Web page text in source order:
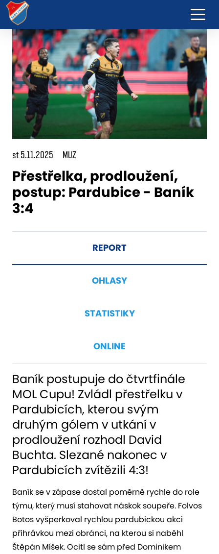
st 5.11.2025 MUZ
Přestřelka, prodloužení,
postup: Pardubice - Baník
3:4
REPORT
OHLASY
STATISTIKY
ONLINE
Baník postupuje do čtvrtfinále
MOL Cupu! Zvládl přestřelku v
Pardubicích, kterou svým
druhým gólem v utkání v
prodloužení rozhodl David
Buchta. Slezané nakonec v
Pardubicích zvítězili 4:3!
Baník se v zápase dostal poměrně rychle do role
týmu, který musí stahovat náskok soupeře. Folvos
Botos vyšperkoval rychlou pardubickou akci
přihrávkou mezi obránci, na kterou si naběhl
Štěpán Míšek. Ocitl se sám před Dominikem